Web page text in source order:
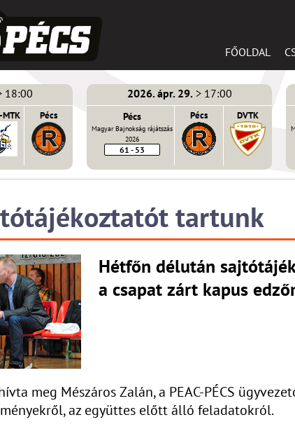
FŐOLDAL
18:00
MTK Pécs
2026. ápr. 29.> 17:00
Pécs
Magyar Bajnokság rájátszás
2026
61 - 53
Pécs DVTK
tartunk
Hétfőn délután
a csapat zárt kapus
meg Mészáros Zalán, a PEAC-PÉCS
az együttes előtt álló feladatokról.